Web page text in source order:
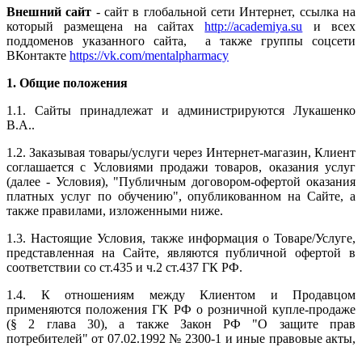
Внешний сайт - сайт в глобальной сети Интернет, ссылка на
который размещена на сайтахhttp://academiya.su и всех
поддоменов указанного сайта, а также группы соцсети
ВКонтакте https://vk.com/mentalpharmacy
1. Общие положения
1.1. Сайты принадлежат и администрируются Лукашенко
В.А..
1.2. Заказывая товары/услуги через Интернет-магазин, Клиент
соглашается с Условиями продажи товаров, оказания услуг
(далее - Условия), "Публичным договором-офертой оказания
платных услуг по обучению", опубликованном на Сайте, а
также правилами, изложенными ниже.
1.3. Настоящие Условия, также информация о Товаре/Услуге,
представленная на Сайте, являются публичной офертой в
соответствии со ст.435 и ч.2 ст.437 ГК РФ.
1.4. К отношениям между Клиентом и Продавцом
применяются положения ГК РФ о розничной купле-продаже
(§ 2 глава 30), а также Закон РФ "О защите прав
потребителей" от 07.02.1992 № 2300-1 и иные правовые акты,